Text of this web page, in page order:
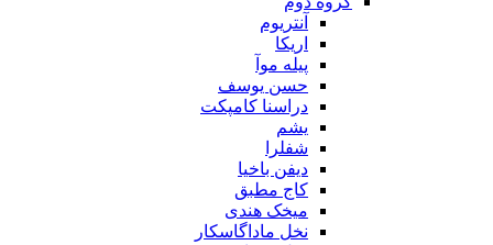
آنتریوم
اریکا
پیله موآ
حسن یوسف
دراسنا کامپکت
یشم
شفلرا
دیفن باخیا
کاج مطبق
میخک هندی
نخل ماداگاسکار